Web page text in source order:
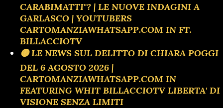
CARABIMATTI"? | LE NUOVE INDAGINI A
GARLASCO | YOUTUBERS
CARTOMANZIAWHATSAPP.COM IN FT.
BILLACCIOTV
🟡 LE NEWS SUL DELITTO DI CHIARA POGGI
DEL 6 AGOSTO 2026 |
CARTOMANZIAWHATSAPP.COM IN
FEATURING WHIT BILLACCIOTV LIBERTA' DI
VISIONE SENZA LIMITI